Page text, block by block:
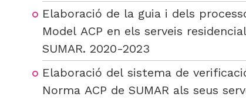
Elaboració de la guia i dels
Model ACP en els serveis
SUMAR. 2020-2023
Elaboració del sistema de
Norma ACP de SUMAR als seus